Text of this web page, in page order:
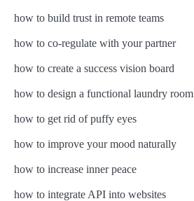
how to build trust in remote teams
how to co-regulate with your partner
how to create a success vision board
how to design a functional laundry room
how to get rid of puffy eyes
how to improve your mood naturally
how to increase inner peace
how to integrate API into websites